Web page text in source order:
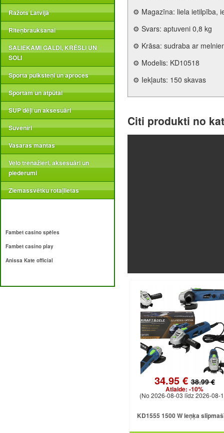
Ražots Latvijā
Riteņbraukšanai
SALIEKAMI GALDI, KRĒSLI UN
SOLI
Sporta pulksteņi un aproces
Sportam un atpūtai
SUP dēļi un aksesuāri
Suvenīri
Vasaras mantas
Velo trenažieri, aksesuāri un
piederumi
Ziemassvētku rotaļlietas
Fambet casino spēles
Fambet casino play
Anissa Kate official
⚙️ Magazīna: liela ietilpība,
⚙️ Svars: aptuveni 0,8 kg
⚙️ Krāsa: sudraba ar
⚙️ Modelis: KD10518
⚙️ Iekļauts: 150 skavas
Citi produkti no
34.95 €38.99 €
Atlaide: -10%
(No 2026-08-03 līdz 2026-08-
KD1555 1500 W leņķa